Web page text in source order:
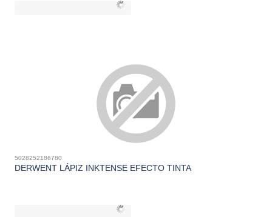
5028252186780
DERWENT LÁPIZ INKTENSE EFECTO TINTA